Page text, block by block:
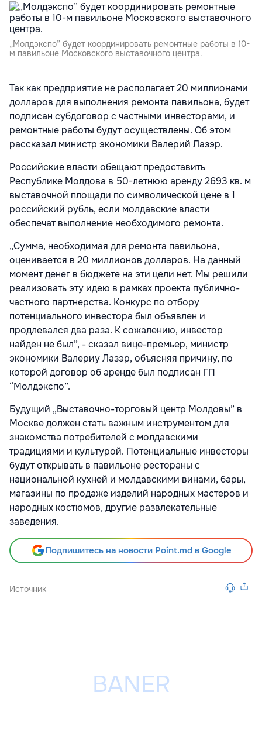
„Молдэкспо” будет координировать ремонтные работы в 10-
м павильоне Московского выставочного центра.
Так как предприятие не располагает 20 миллионами
долларов для выполнения ремонта павильона, будет
подписан субдоговор с частными инвесторами, и
ремонтные работы будут осуществлены. Об этом
рассказал министр экономики Валерий Лазэр.
Российские власти обещают предоставить
Республике Молдова в 50-летнюю аренду 2693 кв. м
выставочной площади по символической цене в 1
российский рубль, если молдавские власти
обеспечат выполнение необходимого ремонта.
„Сумма, необходимая для ремонта павильона,
оценивается в 20 миллионов долларов. На данный
момент денег в бюджете на эти цели нет. Мы решили
реализовать эту идею в рамках проекта публично-
частного партнерства. Конкурс по отбору
потенциального инвестора был объявлен и
продлевался два раза. К сожалению, инвестор
найден не был”, - сказал вице-премьер, министр
экономики Валериу Лазэр, объясняя причину, по
которой договор об аренде был подписан ГП
“Молдэкспо”.
Будущий „Выставочно-торговый центр Молдовы” в
Москве должен стать важным инструментом для
знакомства потребителей с молдавскими
традициями и культурой. Потенциальные инвесторы
будут открывать в павильоне рестораны с
национальной кухней и молдавскими винами, бары,
магазины по продаже изделий народных мастеров и
народных костюмов, другие развлекательные
заведения.
Подпишитесь на новости Point.md в Google
Источник